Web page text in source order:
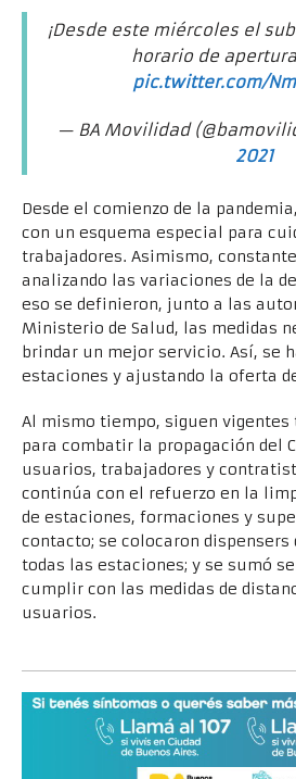
¡Desde este miércoles el
horario de
pic.twitter.com/
— BA Movilidad
2021
Desde el comienzo de la
con un esquema especial para
trabajadores. Asimismo,
analizando las variaciones de la
eso se definieron, junto a las
Ministerio de Salud, las medidas
brindar un mejor servicio. Así, se
estaciones y ajustando la oferta
Al mismo tiempo, siguen vigentes
para combatir la propagación del
usuarios, trabajadores y
continúa con el refuerzo en la
de estaciones, formaciones y
contacto; se colocaron dispensers
todas las estaciones; y se sumó
cumplir con las medidas de
usuarios.